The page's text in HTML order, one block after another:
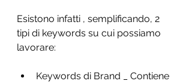
Esistono infatti , semplificando, 2
tipi di keywords su cui possiamo
lavorare:
Keywords di Brand _ Contiene